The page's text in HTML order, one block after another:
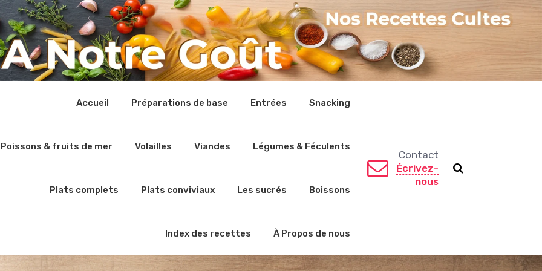
Accueil Préparations de base Entrées Snacking
Poissons & fruits de mer Volailles Viandes Légumes & Féculents
Plats complets Plats conviviaux Les sucrés Boissons
Index des recettes À Propos de nous
Contact
Écrivez-
nous